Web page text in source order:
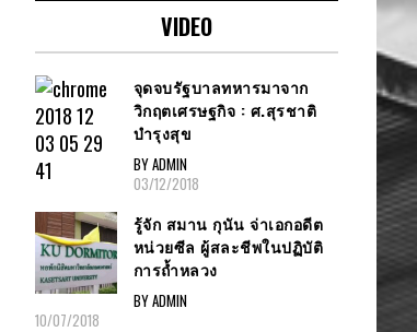
VIDEO
จุดจบรัฐบาลทหารมาจาก
วิกฤตเศรษฐกิจ : ศ.สุรชาติ
บำรุงสุข
BY ADMIN
03/12/2018
รู้จัก สมาน กุนัน จ่าเอกอดีต
หน่วยซีล ผู้สละชีพในปฏิบัติ
การถ้ำหลวง
BY ADMIN
10/07/2018